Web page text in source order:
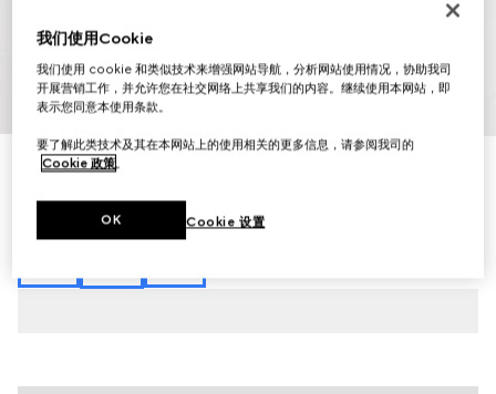
8
Gucci Shift系列男士运动鞋
黑色皮革
我们使用Cookie
我们使用 cookie 和类似技术来增强网站导航，分析网站使用情况，协助我司
开展营销工作，并允许您在社交网络上共享我们的内容。继续使用本网站，即
表示您同意本使用条款。
要了解此类技术及其在本网站上的使用相关的更多信息，请参阅我司的
Cookie 政策。
Cookie 设置
OK